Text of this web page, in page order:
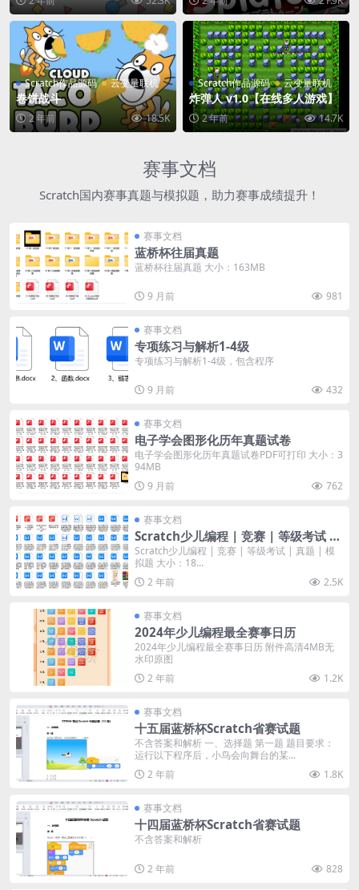
Scratch作品源码 云变量联机
卷饼战斗
2 年前 18.5K
Scratch作品源码 云变量联机
炸弹人 v1.0【在线多人游戏】
2 年前 14.7K
赛事文档
Scratch国内赛事真题与模拟题，助力赛事成绩提升！
赛事文档
蓝桥杯往届真题
蓝桥杯往届真题 大小：163MB
9 月前 981
赛事文档
专项练习与解析1-4级
专项练习与解析1-4级，包含程序
9 月前 432
赛事文档
电子学会图形化历年真题试卷
电子学会图形化历年真题试卷PDF可打印 大小：3
94MB
9 月前
762
赛事文档
Scratch少儿编程 | 竞赛 | 等级考试 |
真题 | 模拟题
Scratch少儿编程 | 竞赛 | 等级考试 | 真题 | 模
拟题 大小：18...
2 年前
2.5K
赛事文档
2024年少儿编程最全赛事日历
2024年少儿编程最全赛事日历 附件高清4MB无
水印原图
2 年前
1.2K
赛事文档
十五届蓝桥杯Scratch省赛试题
不含答案和解析 一、选择题 第一题 题目要求：
运行以下程序后，小鸟会向舞台的某...
2 年前
1.8K
赛事文档
十四届蓝桥杯Scratch省赛试题
不含答案和解析
2 年前 828